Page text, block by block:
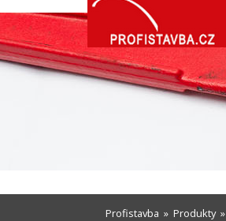
Profistavba » Produkty»